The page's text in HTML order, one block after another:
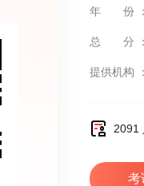
年份
总分
提供机构
2091
考